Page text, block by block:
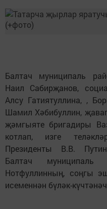
Балтач муниципаль
Наил Сабирҗанов,
Алсу Гатиятуллина, ,
Шамил Хәбибуллин,
җәмгыяте бригадиры
котлап, изге
Президенты В.В.
Балтач
Нотфуллинның, соңгы
исеменнән бүләк-